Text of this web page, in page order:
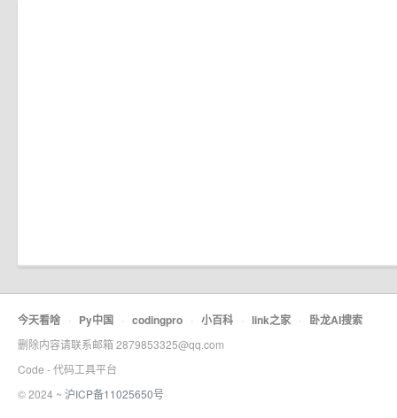
今天看啥 · Py中国 · codingpro · 小百科 · link之家 · 卧龙AI搜索
删除内容请联系邮箱 2879853325@qq.com
Code - 代码工具平台
© 2024 ~ 沪ICP备11025650号